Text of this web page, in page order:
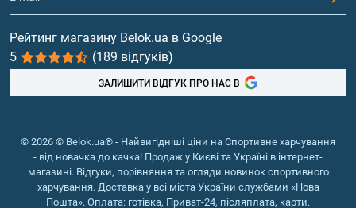
Вітаміни та мінерали
Риб'ячий жир, жирні кислоти
Рейтинг магазину Belok.ua в Google
5
(189 відгуків)
ЗАЛИШИТИ ВІДГУК ПРО НАС В
© 2026 © Belok.ua® - Найвигідніші ціни на Спортивне харчування
- від новачка до качка! Продаж у Києві та Україні в інтернет-
магазині. Відгуки, порівняння та огляди новинок спортивного
харчування. Доставка у всі міста України службами «Нова
Пошта». Оплата: готівка, Приват-24, післяплата, карти.